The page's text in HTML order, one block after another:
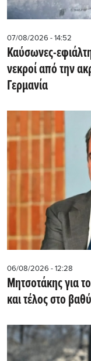
07/08/2026 - 14:52
Καύσωνες-
νεκροί από την
Γερμανία
06/08/2026 - 12:28
Μητσοτάκης για
και τέλος στο